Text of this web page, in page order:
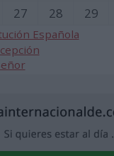
27 28 29
Española